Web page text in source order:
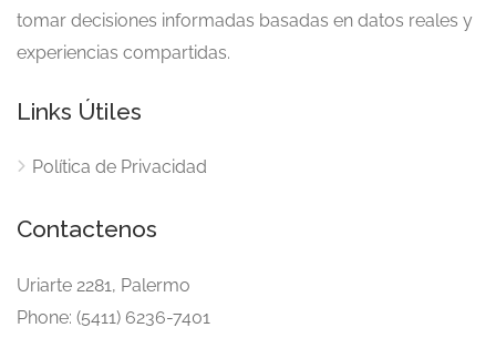
tomar decisiones informadas basadas en datos reales y
experiencias compartidas.
Links Útiles
Política de Privacidad
Contactenos
Uriarte 2281, Palermo
Phone: (5411) 6236-7401